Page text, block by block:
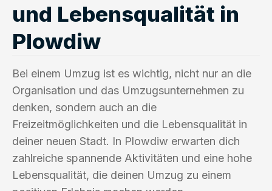
und Lebensqualität in
Plowdiw
Bei einem Umzug ist es wichtig, nicht nur an die
Organisation und das Umzugsunternehmen zu
denken, sondern auch an die
Freizeitmöglichkeiten und die Lebensqualität in
deiner neuen Stadt. In Plowdiw erwarten dich
zahlreiche spannende Aktivitäten und eine hohe
Lebensqualität, die deinen Umzug zu einem